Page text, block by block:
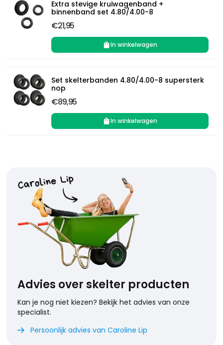
Extra stevige kruiwagenband +
binnenband set 4.80/4.00-8
€21,95
In winkelwagen
Set skelterbanden 4.80/4.00-8 supersterk
nop
€89,95
In winkelwagen
Advies over skelter producten
Kan je nog niet kiezen? Bekijk het advies van onze
specialist.
 Persoonlijk advies van Caroline Lip